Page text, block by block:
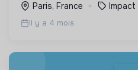
🛰️
Paris, France Impact
Il y a 4 mois